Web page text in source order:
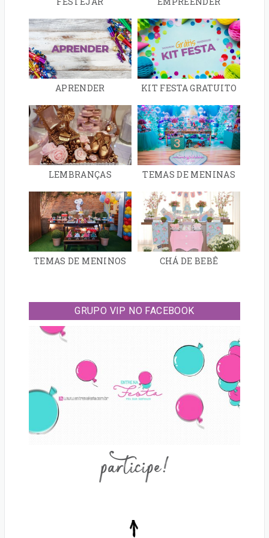
APRENDER KIT FESTA GRATUITO
LEMBRANÇAS TEMAS DE MENINAS
TEMAS DE MENINOS CHÁ DE BEBÊ
GRUPO VIP NO FACEBOOK
participe!